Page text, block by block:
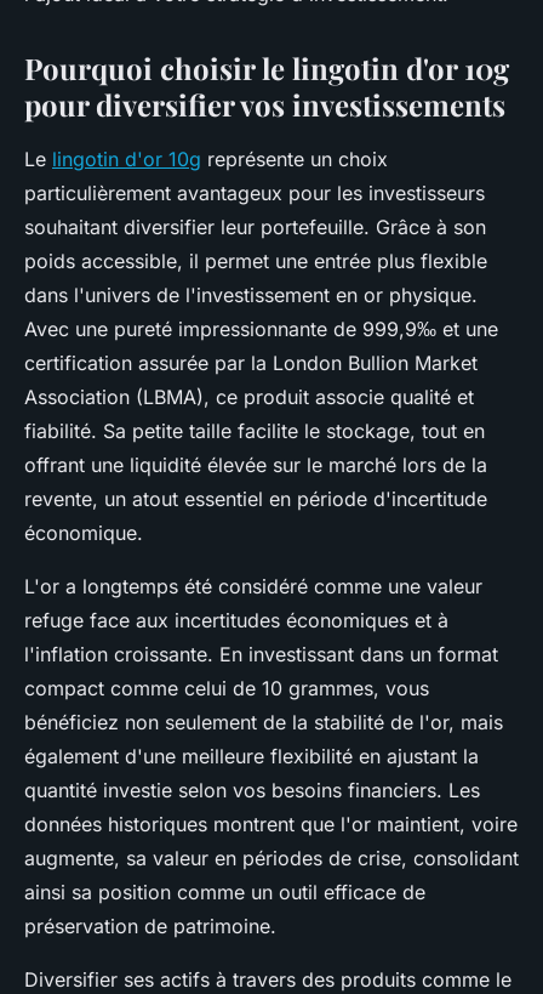
Pourquoi choisir le lingotin d'or 10g
pour diversifier vos investissements
Le lingotin d'or 10g représente un choix
particulièrement avantageux pour les investisseurs
souhaitant diversifier leur portefeuille. Grâce à son
poids accessible, il permet une entrée plus flexible
dans l'univers de l'investissement en or physique.
Avec une pureté impressionnante de 999,9‰ et une
certification assurée par la London Bullion Market
Association (LBMA), ce produit associe qualité et
fiabilité. Sa petite taille facilite le stockage, tout en
offrant une liquidité élevée sur le marché lors de la
revente, un atout essentiel en période d'incertitude
économique.
L'or a longtemps été considéré comme une valeur
refuge face aux incertitudes économiques et à
l'inflation croissante. En investissant dans un format
compact comme celui de 10 grammes, vous
bénéficiez non seulement de la stabilité de l'or, mais
également d'une meilleure flexibilité en ajustant la
quantité investie selon vos besoins financiers. Les
données historiques montrent que l'or maintient, voire
augmente, sa valeur en périodes de crise, consolidant
ainsi sa position comme un outil efficace de
préservation de patrimoine.
Diversifier ses actifs à travers des produits comme le